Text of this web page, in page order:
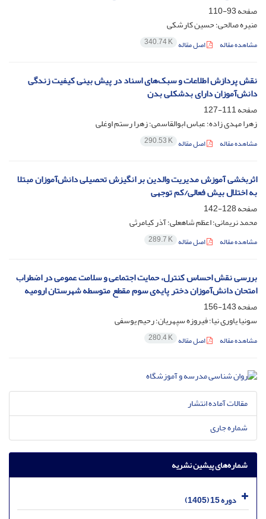
صفحه93-110
منیره صالحی؛ حسین کارشکی
مشاهده مقاله اصل مقاله 340.74 K
نقش پردازش اطلاعات و سبک‌های اسناد در پیش بینی کیفیت زندگی
دانش‌آموزان دارای بدشکلی بدن
صفحه111-127
زهرا مهدی زاده؛ عباس ابوالقاسمی؛ زهرا رستم اوغلی
مشاهده مقاله اصل مقاله 290.53 K
اثربخشی آموزش مدیریت والدین بر انگیزش تحصیلی دانش‌آموزان مبتلا
به اختلال بیش فعالی/کم توجهی
صفحه128-142
محمد نریمانی؛ اعظم شاهعلی؛ آذر کیامرثی
مشاهده مقاله اصل مقاله 289.7 K
بررسی نقش احساس کنترل، حمایت اجتماعی و سلامت عمومی در اضطراب
امتحان دانش‌آموزان دختر پایه‌ی سوم مقطع متوسطه شهرستان ارومیه
صفحه143-156
سونیا یاوری نیا؛ فیروزه سپهریان؛ رحیم یوسفی
مشاهده مقاله اصل مقاله 280.4 K
مقالات آماده انتشار
شماره جاری
شماره‌های پیشین نشریه
دوره 15 (1405)